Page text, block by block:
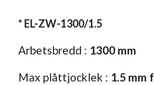
* EL-ZW-1300/1.5
Arbetsbredd : 1300 mm
Max plåttjocklek : 1.5 mm